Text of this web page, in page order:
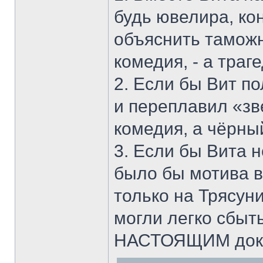
будь ювелира,
объяснить
комедия, - а
2. Если бы Вит
и переплавил
комедия, а
3. Если бы Вита
было бы мотива
только на
могли легко
НАСТОЯЩИМ